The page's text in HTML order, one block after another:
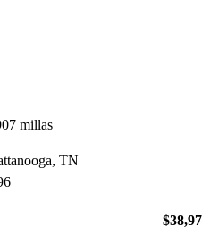
millas
TN